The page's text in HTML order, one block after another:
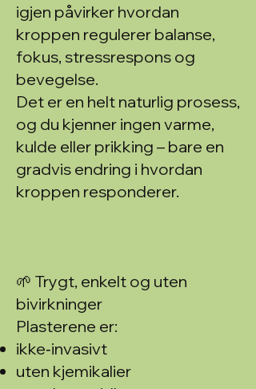
igjen påvirker hvordan
kroppen regulerer balanse,
fokus, stressrespons og
bevegelse.
Det er en helt naturlig prosess,
og du kjenner ingen varme,
kulde eller prikking – bare en
gradvis endring i hvordan
kroppen responderer.
🌱 Trygt, enkelt og uten
bivirkninger
Plasterene er:
ikke‑invasivt
uten kjemikalier